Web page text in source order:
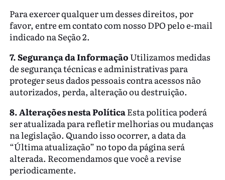
Para exercer qualquer um desses direitos, por
favor, entre em contato com nosso DPO pelo e-mail
indicado na Seção 2.
7. Segurança da InformaçãoUtilizamos medidas
de segurança técnicas e administrativas para
proteger seus dados pessoais contra acessos não
autorizados, perda, alteração ou destruição.
8. Alterações nesta PolíticaEsta política poderá
ser atualizada para refletir melhorias ou mudanças
na legislação. Quando isso ocorrer, a data da
“Última atualização” no topo da página será
alterada. Recomendamos que você a revise
periodicamente.